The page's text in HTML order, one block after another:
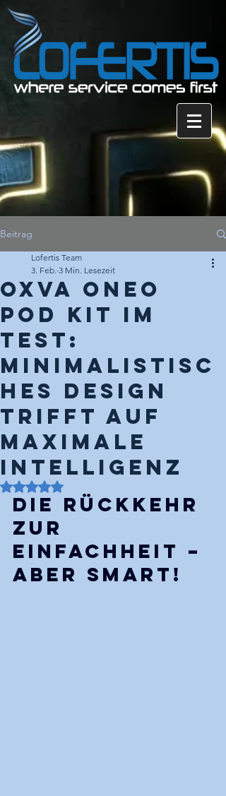
Beitrag
OXVA ONEO
Pod Kit im
Test:
Minimalistisc
hes Design
trifft auf
maximale
Intelligenz
Lofertis Team
3. Feb. 3 Min. Lesezeit
Mit NaN von 5 Sternen bewertet.
Die Rückkehr
zur
Einfachheit –
aber smart!